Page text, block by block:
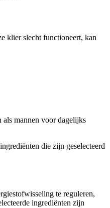
klier slecht functioneert, kan
mannen voor dagelijks
die zijn geselecteerd
te reguleren,
ingrediënten zijn